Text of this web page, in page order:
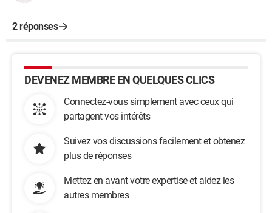
2 réponses
DEVENEZ MEMBRE EN QUELQUES CLICS
Connectez-vous simplement avec ceux qui
partagent vos intérêts
Suivez vos discussions facilement et obtenez
plus de réponses
Mettez en avant votre expertise et aidez les
autres membres